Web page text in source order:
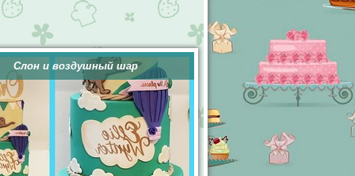
Слон и воздушный шар